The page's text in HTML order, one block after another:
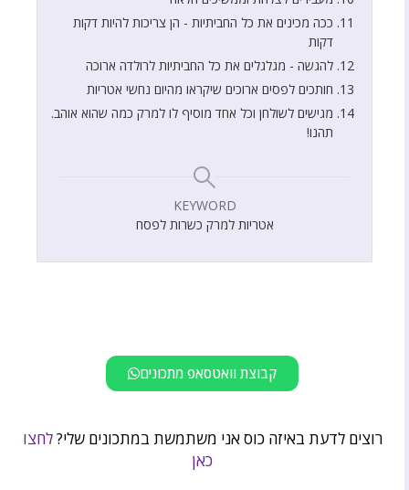
ככה מכינים את כל החביתיות - הן צריכות להיות דקות
דקות
להגשה - מגלגלים את כל החביתיות לרולדה ארוכה
חותכים לפסים ארוכים שיקראו מהיום נחשי אטריות
מגישים לשולחן וכל אחד מוסיף לו למרק כמה שהוא אוהב.
תהנו!
KEYWORD
אטריות למרק כשרות לפסח
קבוצת וואטסאפ מתכונים
רוצים לדעת באיזה כוס אני משתמשת במתכונים שלי?לחצו
כאן